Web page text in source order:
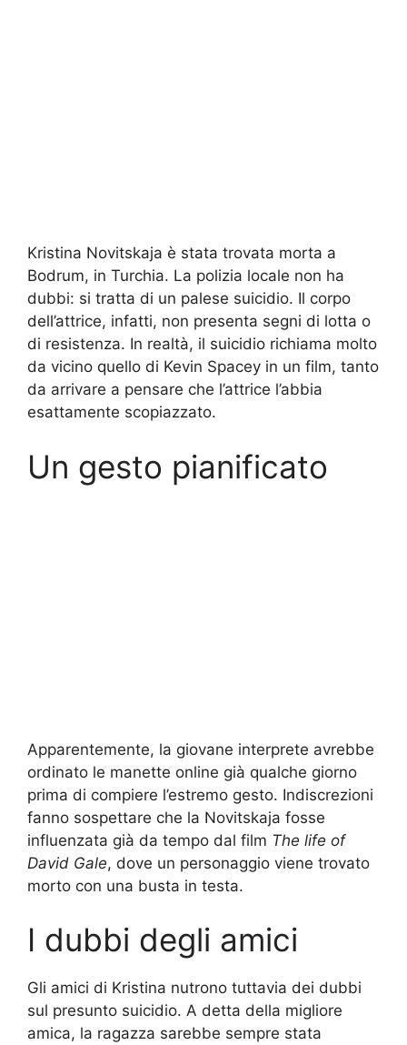
Kristina Novitskaja è stata trovata morta a
Bodrum, in Turchia. La polizia locale non ha
dubbi: si tratta di un palese suicidio. Il corpo
dell’attrice, infatti, non presenta segni di lotta o
di resistenza. In realtà, il suicidio richiama molto
da vicino quello di Kevin Spacey in un film, tanto
da arrivare a pensare che l’attrice l’abbia
esattamente scopiazzato.
Un gesto pianificato
Apparentemente, la giovane interprete avrebbe
ordinato le manette online già qualche giorno
prima di compiere l’estremo gesto. Indiscrezioni
fanno sospettare che la Novitskaja fosse
influenzata già da tempo dal film The life of
David Gale, dove un personaggio viene trovato
morto con una busta in testa.
I dubbi degli amici
Gli amici di Kristina nutrono tuttavia dei dubbi
sul presunto suicidio. A detta della migliore
amica, la ragazza sarebbe sempre stata